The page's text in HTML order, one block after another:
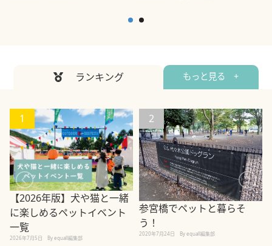
ランキング もっと見る +
1
【2026年版】犬や猫と一緒
に楽しめるペットイベント
一覧
2026年7月5日 By equall編集部
2
参宮橋でペットと暮らそ
う！
2020年7月24日 By equall編集部